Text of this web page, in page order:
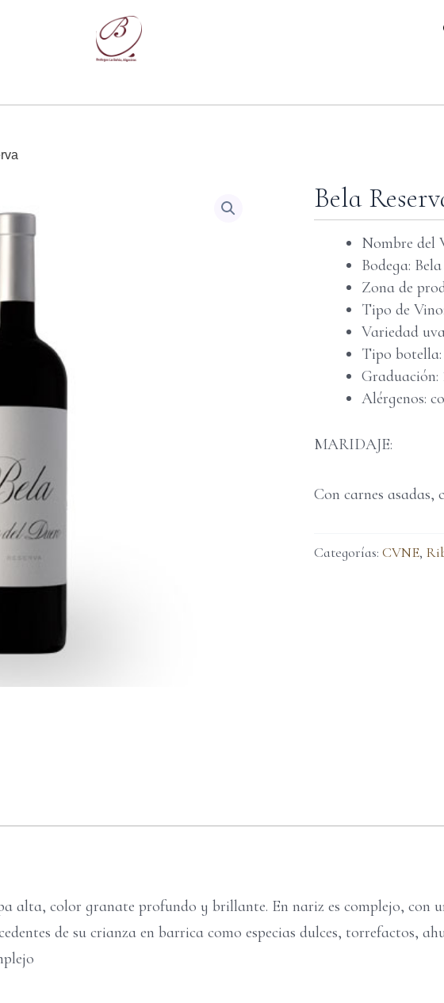
Bela
Nombre del
Bodega: Bela
Zona de
Tipo de
Variedad
Tipo botella:
Graduación:
Alérgenos:
MARIDAJE:
Con carnes asadas,
Categorías: CVNE,
alta, color granate profundo y brillante. En nariz es complejo, con
de su crianza en barrica como especias dulces, torrefactos,